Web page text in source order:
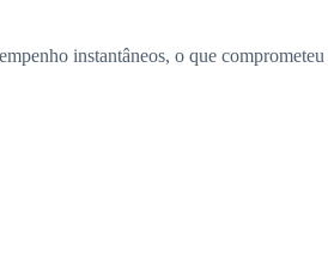
instantâneos, o que comprometeu